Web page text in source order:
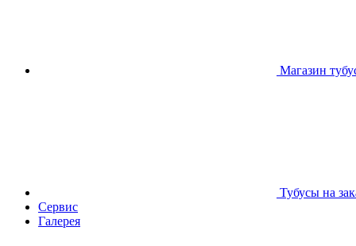
Магазин
Тубусы на
Сервис
Галерея